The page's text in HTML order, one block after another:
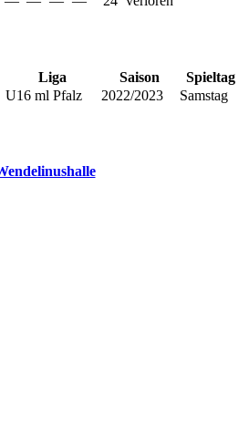
Liga Saison
Spieltag
U16 ml Pfalz 2022/2023 Samstag